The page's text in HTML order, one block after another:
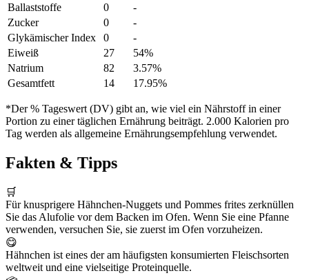
Ballaststoffe
0
-
Zucker
0
-
Glykämischer Index
0
-
Eiweiß
27
54%
Natrium
82
3.57%
Gesamtfett
14 17.95%
*Der % Tageswert (DV) gibt an, wie viel ein Nährstoff in einer
Portion zu einer täglichen Ernährung beiträgt. 2.000 Kalorien pro
Tag werden als allgemeine Ernährungsempfehlung verwendet.
Fakten & Tipps
🛒
Für knusprigere Hähnchen-Nuggets und Pommes frites zerknüllen
Sie das Alufolie vor dem Backen im Ofen. Wenn Sie eine Pfanne
verwenden, versuchen Sie, sie zuerst im Ofen vorzuheizen.
😋
Hähnchen ist eines der am häufigsten konsumierten Fleischsorten
weltweit und eine vielseitige Proteinquelle.